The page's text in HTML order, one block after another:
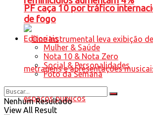
PF caça 10 por tráfico
de fogo
Editoriais
Mulher & Saúde
Nota 10 & Nota Zero
Social & Personalidades
Foto da Semana
Nenhum Resultado
View All Result